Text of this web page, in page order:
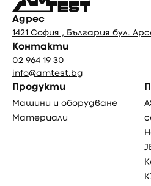
Адрес
1421 София , България бул.
Контакти
02 964 19 30
info@amtest.bg
Продукти
Машини и оборудване
Материали